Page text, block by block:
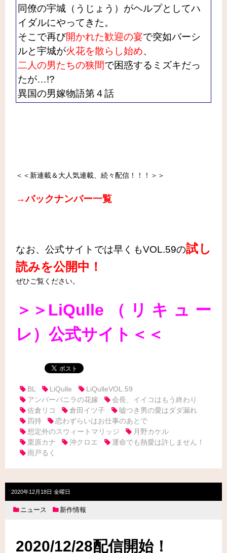
同僚の宇城（うじょう）がヘルプとしてハ
イダルにやってきた。
そこで再び開かれた歓迎の宴で突如バーシ
ルと宇城が火花を散らし始め、
二人の男たちの狭間で困惑するミズキだっ
たが…!?
異国の男嫁物語第４話
＜＜新連載＆大人気連載、続々配信！！！＞＞
→バックナンバー一覧
なお、公式サイトでは早くもVOL.59の試し
読みを公開中！
ぜひご覧ください。
＞＞LiQulle（リキュー
レ）公式サイト＜＜
BL LiQulle
LiQulleVOL.59
アンバーバニラの花嫁
会長、イイコはもう終わり
佐倉リコ
倉田イツ子
嘘つき男の愛はダダ漏れ
四持
恋わずらいはお仕事のあとで
想定外のスウィートマリッジ
月野カケル
栗原カナ
沖クロエ
運命でも熱愛は許しません！
雨戸るく
2020年12月18日 金曜日
ニュース 新作情報
2020/12/28配信開始！